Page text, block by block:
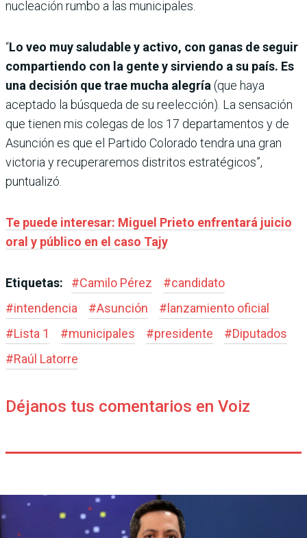
nucleación rumbo a las municipales.
“Lo veo muy saludable y activo, con ganas de seguir
compartiendo con la gente y sirviendo a su país. Es
una decisión que trae mucha alegría(que haya
aceptado la búsqueda de su reelección). La sensación
que tienen mis colegas de los 17 departamentos y de
Asunción es que el Partido Colorado tendra una gran
victoria y recuperaremos distritos estratégicos”,
puntualizó.
Te puede interesar: Miguel Prieto enfrentará juicio
oral y público en el caso Tajy
Etiquetas: #Camilo Pérez #candidato
#intendencia #Asunción # lanzamiento oficial
#Lista 1 #municipales #presidente #Diputados
#Raúl Latorre
Déjanos tus comentarios en Voiz